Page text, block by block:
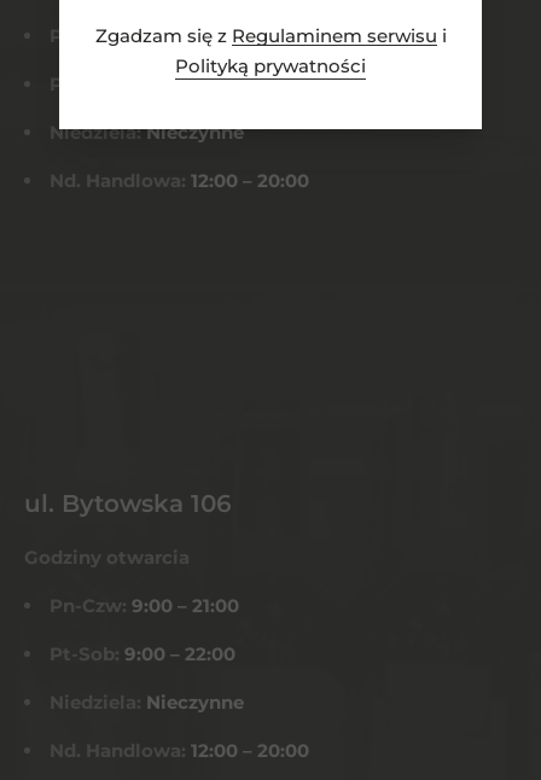
Zgadzam się z Regulaminem serwisu i
Polityką prywatności
Pn-Czw:8:00 – 21:00
Pt-Sob: 8:00 – 22:00
Niedziela:Nieczynne
Nd. Handlowa: 12:00 – 20:00
ul. Bytowska 106
Godziny otwarcia
Pn-Czw: 9:00 – 21:00
Pt-Sob: 9:00 – 22:00
Niedziela: Nieczynne
Nd. Handlowa: 12:00 – 20:00